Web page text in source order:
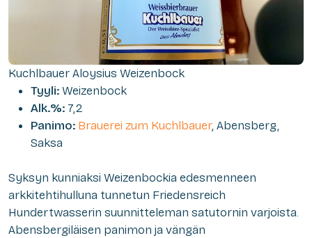
Kuchlbauer Aloysius Weizenbock
Tyyli:Weizenbock
Alk.%: 7,2
Panimo: Brauerei zum Kuchlbauer, Abensberg,
Saksa
Syksyn kunniaksi Weizenbockia edesmenneen
arkkitehtihulluna tunnetun Friedensreich
Hundertwasserin suunnitteleman satutornin varjoista.
Abensbergiläisen panimon ja vängän